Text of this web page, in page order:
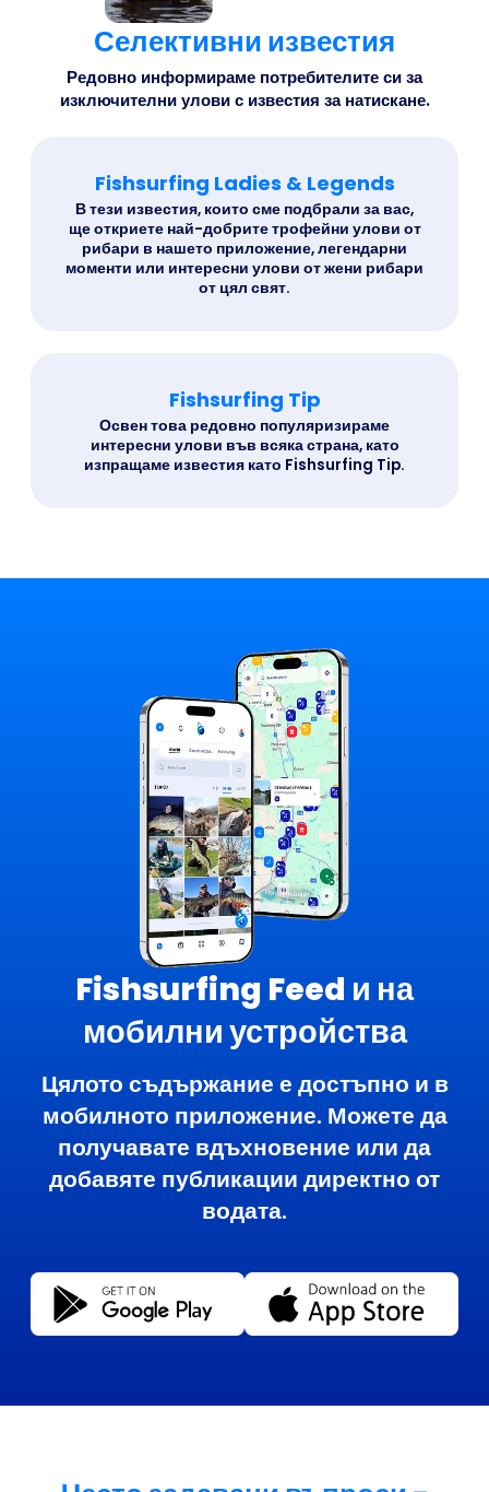
Селективни известия
Редовно информираме потребителите си за
изключителни улови с известия за натискане.
Fishsurfing Ladies & Legends
В тези известия, които сме подбрали за вас,
ще откриете най-добрите трофейни улови от
рибари в нашето приложение, легендарни
моменти или интересни улови от жени рибари
от цял свят.
Fishsurfing Tip
Освен това редовно популяризираме
интересни улови във всяка страна, като
изпращаме известия като Fishsurfing Tip.
Fishsurfing Feed и на
мобилни устройства
Цялото съдържание е достъпно и в
мобилното приложение. Можете да
получавате вдъхновение или да
добавяте публикации директно от
водата.